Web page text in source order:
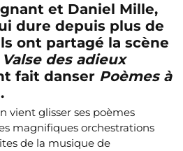
et Daniel Mille,
dure depuis plus de
ont partagé la scène
Valse des adieux
fait danser Poèmes à
vient glisser ses poèmes
magnifiques orchestrations
de la musique de